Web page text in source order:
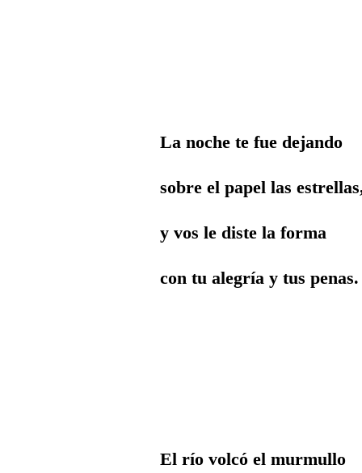
La noche te fue dejando
sobre el papel las
y vos le diste la forma
con tu alegría y tus penas.
El río volcó el murmullo